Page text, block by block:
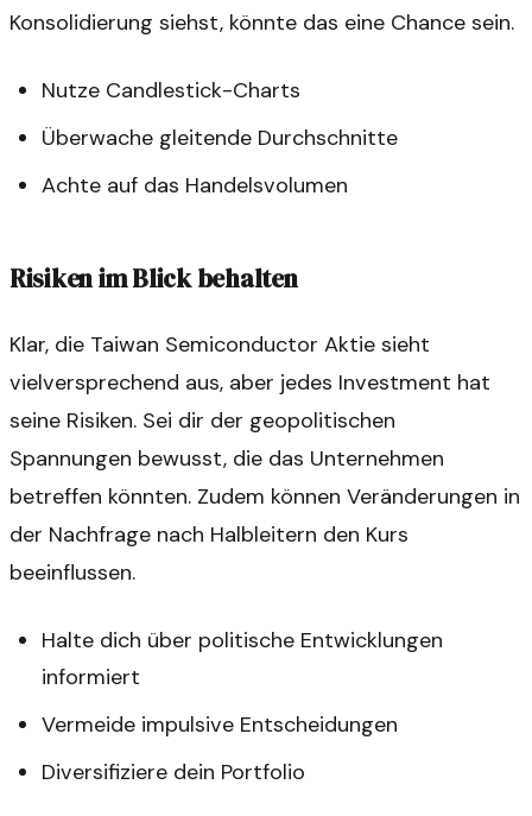
Konsolidierung siehst, könnte das eine Chance sein.
Nutze Candlestick-Charts
Überwache gleitende Durchschnitte
Achte auf das Handelsvolumen
Risiken im Blick behalten
Klar, die Taiwan Semiconductor Aktie sieht
vielversprechend aus, aber jedes Investment hat
seine Risiken. Sei dir der geopolitischen
Spannungen bewusst, die das Unternehmen
betreffen könnten. Zudem können Veränderungen in
der Nachfrage nach Halbleitern den Kurs
beeinflussen.
Halte dich über politische Entwicklungen
informiert
Vermeide impulsive Entscheidungen
Diversifiziere dein Portfolio